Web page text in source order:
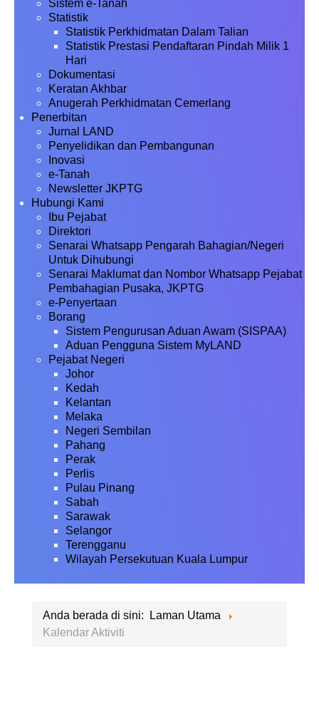
Sistem e-Tanah
Statistik
Statistik Perkhidmatan Dalam Talian
Statistik Prestasi Pendaftaran Pindah Milik 1
Hari
Dokumentasi
Keratan Akhbar
Anugerah Perkhidmatan Cemerlang
Penerbitan
Jurnal LAND
Penyelidikan dan Pembangunan
Inovasi
e-Tanah
Newsletter JKPTG
Hubungi Kami
Ibu Pejabat
Direktori
Senarai Whatsapp Pengarah Bahagian/Negeri
Untuk Dihubungi
Senarai Maklumat dan Nombor Whatsapp Pejabat
Pembahagian Pusaka, JKPTG
e-Penyertaan
Borang
Sistem Pengurusan Aduan Awam (SISPAA)
Aduan Pengguna Sistem MyLAND
Pejabat Negeri
Johor
Kedah
Kelantan
Melaka
Negeri Sembilan
Pahang
Perak
Perlis
Pulau Pinang
Sabah
Sarawak
Selangor
Terengganu
Wilayah Persekutuan Kuala Lumpur
Anda berada di sini:
Laman Utama
Kalendar Aktiviti